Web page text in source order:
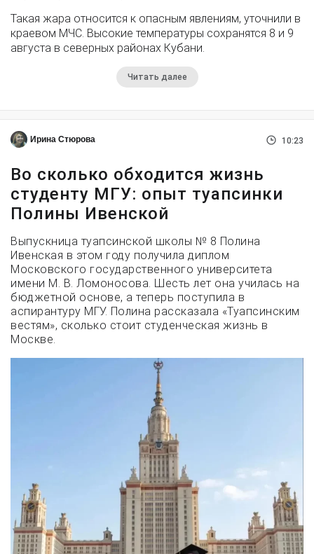
Такая жара относится к опасным явлениям, уточнили в
краевом МЧС. Высокие температуры сохранятся 8 и 9
августа в северных районах Кубани.
Читать далее
Ирина Стюрова 10:23
Во сколько обходится жизнь
студенту МГУ: опыт туапсинки
Полины Ивенской
Выпускница туапсинской школы № 8 Полина
Ивенская в этом году получила диплом
Московского государственного университета
имени М. В. Ломоносова. Шесть лет она училась на
бюджетной основе, а теперь поступила в
аспирантуру МГУ. Полина рассказала «Туапсинским
вестям», сколько стоит студенческая жизнь в
Москве.